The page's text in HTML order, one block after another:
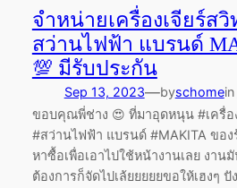
จำหน่ายเครื่องเจียร์ส
สว่านไฟฟ้า แบรนด์
💯 มีรับประกัน
Sep 13, 2023—byschomein
ขอบคุณพี่ช่าง 😍 ที่มาอุดหนุน #เครื่อ
#สว่านไฟฟ้า แบรนด์ #MAKITA ของ
หาซื้อเพื่อเอาไปใช้หน้างานเลย งานมั
ต้องการก็จัดไปเล้ยยยยยขอให้เฮงๆ ปั